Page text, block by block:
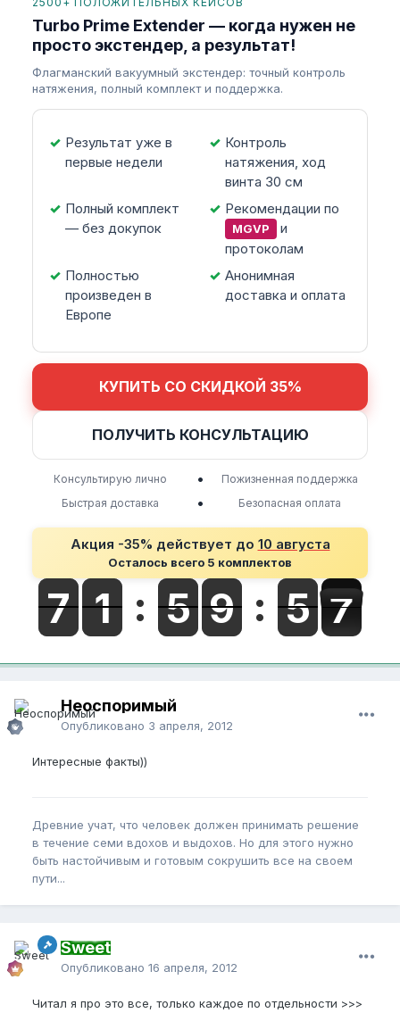
Turbo Prime Extender — когда нужен не
просто экстендер, а результат!
Флагманский вакуумный экстендер: точный контроль
натяжения, полный комплект и поддержка.
Результат уже в
первые недели
Контроль
натяжения, ход
винта 30 см
Полный комплект
— без докупок
Рекомендации по
MGVP
и
протоколам
Полностью
произведен в
Европе
Анонимная
доставка и оплата
КУПИТЬ СО СКИДКОЙ 35%
ПОЛУЧИТЬ КОНСУЛЬТАЦИЮ
Консультирую лично •
Пожизненная поддержка
Быстрая доставка
• Безопасная оплата
Акция -35% действует до 10 августа
Осталось всего 5 комплектов
Неоспоримый
Опубликовано 3 апреля, 2012
Интересные факты))
Древние учат, что человек должен принимать решение
в течение семи вдохов и выдохов. Но для этого нужно
быть настойчивым и готовым сокрушить все на своем
пути...
Sweet
Опубликовано 16 апреля, 2012
Читал я про это все, только каждое по отдельности >>>